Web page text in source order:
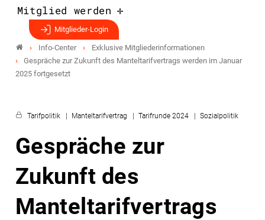
Mitglied werden
Mitglieder-Login
Info-Center
Exklusive Mitgliederinformationen
Gespräche zur Zukunft des Manteltarifvertrags werden im Januar
2025 fortgesetzt
Tarifpolitik Manteltarifvertrag Tarifrunde 2024 Sozialpolitik
Gespräche zur
Zukunft des
Manteltarifvertrags